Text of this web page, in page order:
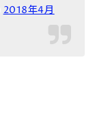
2018年4月